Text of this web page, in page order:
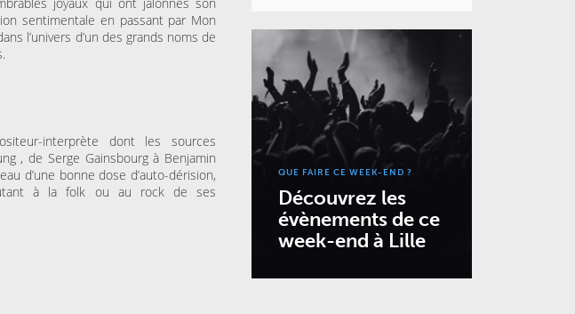
sentimentale en passant par Mon
l’univers d’un des grands noms de
interprète dont les sources
, de Serge Gainsbourg à Benjamin
d’une bonne dose d’auto-dérision,
à la folk ou au rock de ses
QUE FAIRE CE WEEK-END ?
Découvrez les
évènements de ce
week-end à Lille